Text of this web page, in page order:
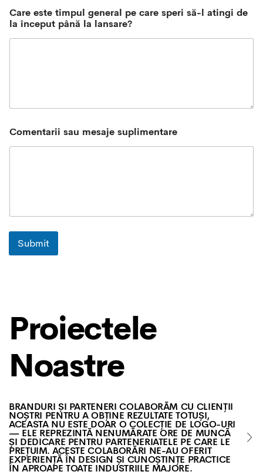
m
a
i
l
Care este timpul general pe care speri să-l atingi de
la început până la lansare?
Comentarii sau mesaje suplimentare
Submit
Proiectele
Noastre
BRANDURI ȘI PARTENERI COLABORĂM CU CLIENȚII
NOȘTRI PENTRU A OBȚINE REZULTATE TOTUȘI,
ACEASTA NU ESTE DOAR O COLECȚIE DE LOGO-URI
— ELE REPREZINTĂ NENUMĂRATE ORE DE MUNCĂ
ȘI DEDICARE PENTRU PARTENERIATELE PE CARE LE
PREȚUIM. ACESTE COLABORĂRI NE-AU OFERIT
EXPERIENȚĂ ÎN DESIGN ȘI CUNOȘTINȚE PRACTICE
ÎN APROAPE TOATE INDUSTRIILE MAJORE.